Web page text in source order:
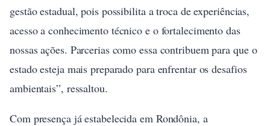
gestão estadual, pois possibilita a troca de experiências,
acesso a conhecimento técnico e o fortalecimento das
nossas ações. Parcerias como essa contribuem para que o
estado esteja mais preparado para enfrentar os desafios
ambientais”, ressaltou.
Com presença já estabelecida em Rondônia, a